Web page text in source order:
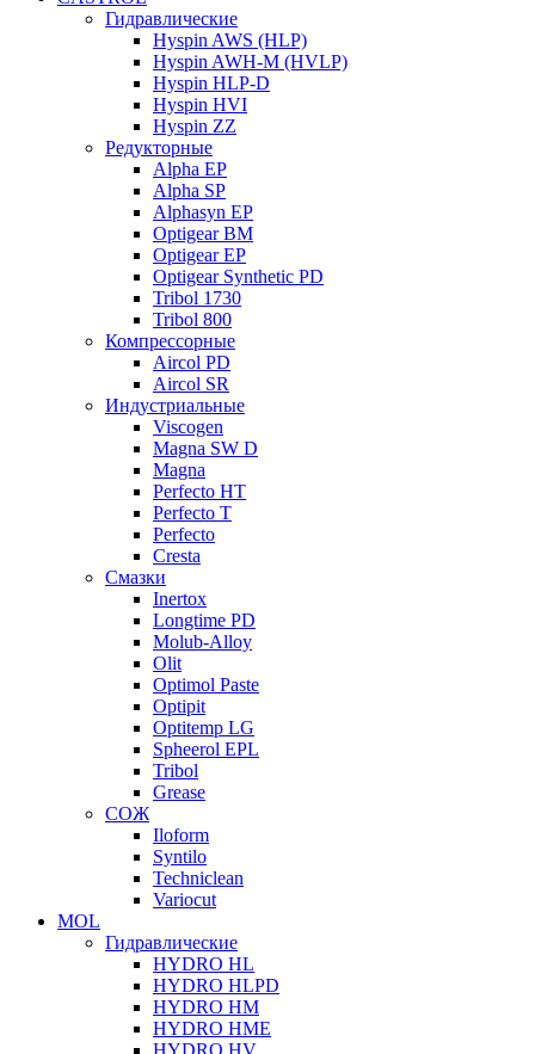
Гидравлические
Hyspin AWS (HLP)
Hyspin AWH-M (HVLP)
Hyspin HLP-D
Hyspin HVI
Hyspin ZZ
Редукторные
Alpha EP
Alpha SP
Alphasyn EP
Optigear BM
Optigear EP
Optigear Synthetic PD
Tribol 1730
Tribol 800
Компрессорные
Aircol PD
Aircol SR
Индустриальные
Viscogen
Magna SW D
Magna
Perfecto HT
Perfecto T
Perfecto
Cresta
Смазки
Inertox
Longtime PD
Molub-Alloy
Olit
Optimol Paste
Optipit
Optitemp LG
Spheerol EPL
Tribol
Grease
СОЖ
Iloform
Syntilo
Techniclean
Variocut
MOL
Гидравлические
HYDRO HL
HYDRO HLPD
HYDRO HM
HYDRO HME
HYDRO HV